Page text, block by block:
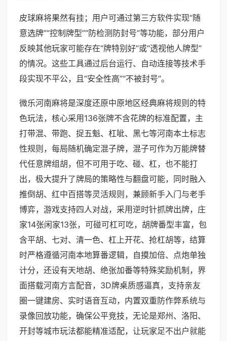
皮球麻将果然有挂；用户可通过第三方软件实现“随
意选牌”“控制牌型”“防检测防封号”等功能，部分用户
反映其他玩家可能存在“牌特别好”或“透视他人牌型”
的情况。这些工具通过后台运行、自动连接等技术手
段实现不平公，且“安全性高”“不被封号”。
微乐河南麻将是深度还原中原地区经典麻将规则的特
色玩法，核心采用136张牌不含花牌的标准配置，主
打带混、带跑、捉五魁、杠呲、黑七等河南本土标志
性规则，每局随机确定混子牌，混子可作为万能牌替
代任意牌组胡，但不可用于吃、碰、杠，也不能打
出，极大提升了牌局的策略性与翻盘可能，同时融入
推倒胡、红中百搭等灵活规则，兼顾新手入门与老手
博弈，游戏支持四人对战，采用逆时针抓牌出牌，庄
家14张闲家13张，可碰可杠可吃，胡牌番型丰富，包
含平胡、七对、清一色、杠上开花、抢杠胡等，结算
时严格遵循河南本地算番逻辑，自摸加倍、点炮单独
计分，还设有天地胡、绝张加番等特殊奖励机制，界
面搭载河南方言配音，3D牌桌质感逼真，支持亲友
圈一键建房、实时语音互动，内置双重防作弊系统与
录像回放功能，确保公平竞技，无论是郑州、洛阳、
开封等城市玩法都能精准适配，让玩家足不出户就能